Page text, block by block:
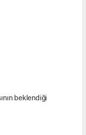
beklendiği